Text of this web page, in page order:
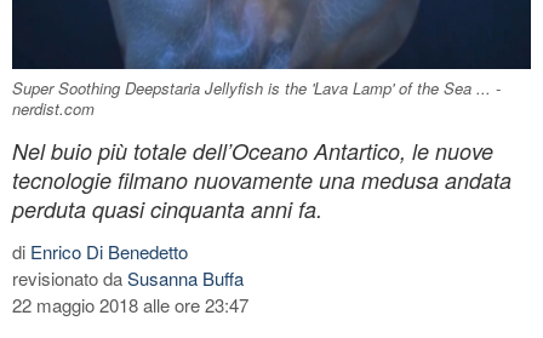
Super Soothing Deepstaria Jellyfish is the 'Lava Lamp' of the Sea ... -
nerdist.com
Nel buio più totale dell’Oceano Antartico, le nuove
tecnologie filmano nuovamente una medusa andata
perduta quasi cinquanta anni fa.
di Enrico Di Benedetto
revisionato daSusanna Buffa
22 maggio 2018 alle ore 23:47